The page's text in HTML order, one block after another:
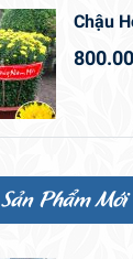
Chậu
Sản Phẩm Mới